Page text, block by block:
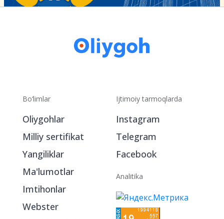
Bo‘limlar
Oliygohlar
Milliy sertifikat
Yangiliklar
Ma'lumotlar
Imtihonlar
Webster
Ijtimoiy tarmoqlarda
Instagram
Telegram
Facebook
Analitika